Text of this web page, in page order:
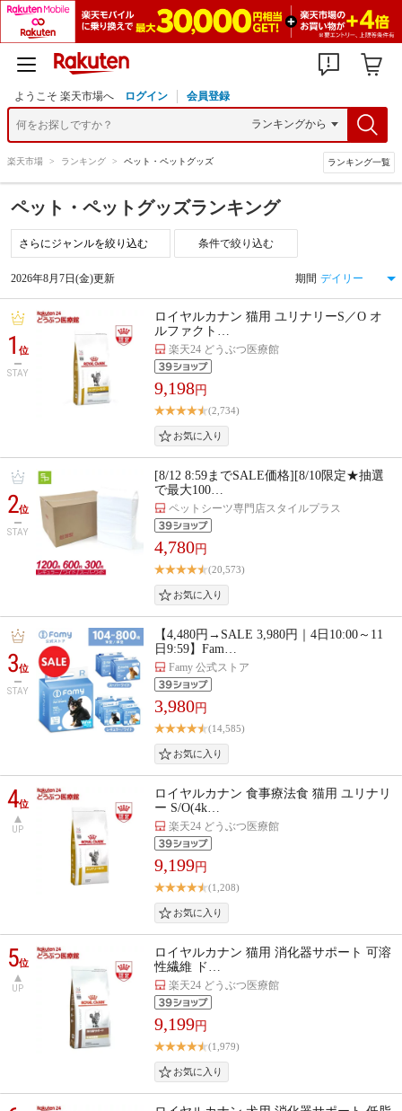
ようこそ 楽天市場へ ログイン 会員登録
楽天市場 > ランキング > ペット・ペットグッズ ランキング一覧
ペット・ペットグッズランキング
条件で絞り込む
2026年8月7日(金)更新 期間
1位
STAY
ロイヤルカナン 猫用 ユリナリーS／O オ
ルファクト…
楽天24 どうぶつ医療館
9,198円
(2,734)
2位
STAY
[8/12 8:59までSALE価格][8/10限定★抽選
で最大100…
ペットシーツ専門店スタイルプラス
4,780円
(20,573)
3位
STAY
【4,480円→SALE 3,980円｜4日10:00～11
日9:59】Fam…
Famy 公式ストア
3,980円
(14,585)
4位
UP
ロイヤルカナン 食事療法食 猫用 ユリナリ
ー S/O(4k…
楽天24 どうぶつ医療館
9,199円
(1,208)
5位
UP
ロイヤルカナン 猫用 消化器サポート 可溶
性繊維 ド…
楽天24 どうぶつ医療館
9,199円
(1,979)